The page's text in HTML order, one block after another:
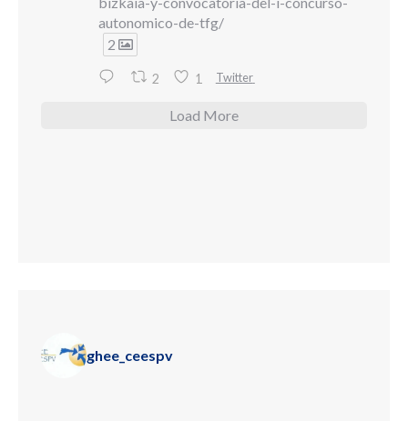
autonomico-de-tfg/
2
2 1 Twitter
Load More
ghee_ceespv